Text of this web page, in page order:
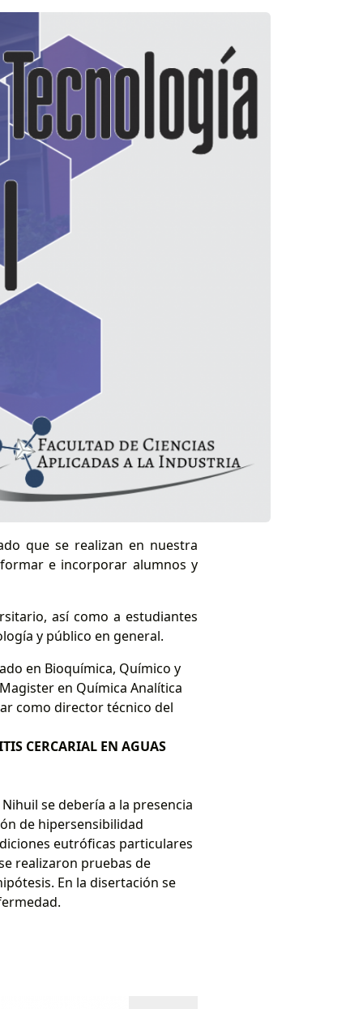
que se realizan en nuestra
e incorporar alumnos y
así como a estudiantes
y público en general.
en Bioquímica, Químico y
en Química Analítica
como director técnico del
CERCARIAL EN AGUAS
se debería a la presencia
de hipersensibilidad
eutróficas particulares
realizaron pruebas de
En la disertación se